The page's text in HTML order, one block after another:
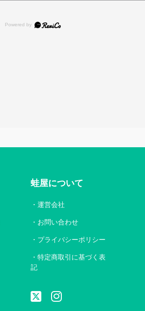
蛙屋について
運営会社
お問い合わせ
プライバシーポリシー
特定商取引に基づく表
記